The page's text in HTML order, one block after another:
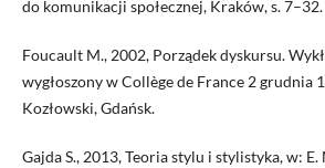
do komunikacji społecznej, Kraków, s. 7–32.
Foucault M., 2002, Porządek dyskursu.
wygłoszony w Collège de France 2 grudnia
Kozłowski, Gdańsk.
Gajda S., 2013, Teoria stylu i stylistyka, w: E.